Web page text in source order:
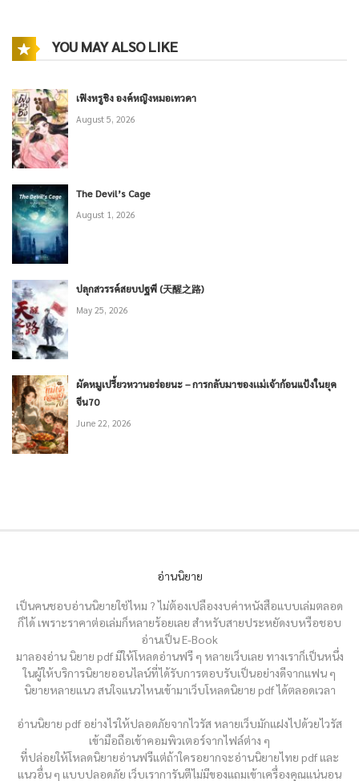
YOU MAY ALSO LIKE
เฟิงหรูชิง องค์หญิงหมอเทวดา
August 5, 2026
The Devil’s Cage
August 1, 2026
ปลุกสวรรค์สยบปฐพี (天醒之路)
May 25, 2026
ผัดหมูเปรี้ยวหวานอร่อยนะ – การกลับมาของเเม่เจ้าก้อนแป้งในยุค
จีน70
June 22, 2026
อ่านนิยาย
เป็นคนชอบอ่านนิยายใช่ไหม ? ไม่ต้องเปลืองงบค่าหนังสือแบบเล่มตลอด
ก็ได้ เพราะราคาต่อเล่มก็หลายร้อยเลย สำหรับสายประหยัดงบหรือชอบ
อ่านเป็น E-Book
มาลองอ่าน นิยาย pdf มีให้โหลดอ่านฟรี ๆ หลายเว็บเลย ทางเราก็เป็นหนึ่ง
ในผู้ให้บริการนิยายออนไลน์ที่ได้รับการตอบรับเป็นอย่างดีจากแฟน ๆ
นิยายหลายแนว สนใจแนวไหนเข้ามาเว็บโหลดนิยาย pdf ได้ตลอดเวลา
อ่านนิยาย pdf อย่างไรให้ปลอดภัยจากไวรัส หลายเว็บมักแฝงไปด้วยไวรัส
เข้ามือถือเข้าคอมพิวเตอร์จากไฟล์ต่าง ๆ
ที่ปล่อยให้โหลดนิยายอ่านฟรีแต่ถ้าใครอยากจะอ่านนิยายไทย pdf และ
แนวอื่น ๆ แบบปลอดภัย เว็บเราการันตีไม่มีของแถมเข้าเครื่องคุณแน่นอน